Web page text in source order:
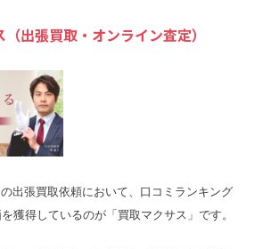
出張買取・オンライン査定）
出張買取依頼において、口コミランキング
獲得しているのが「買取マクサス」です。